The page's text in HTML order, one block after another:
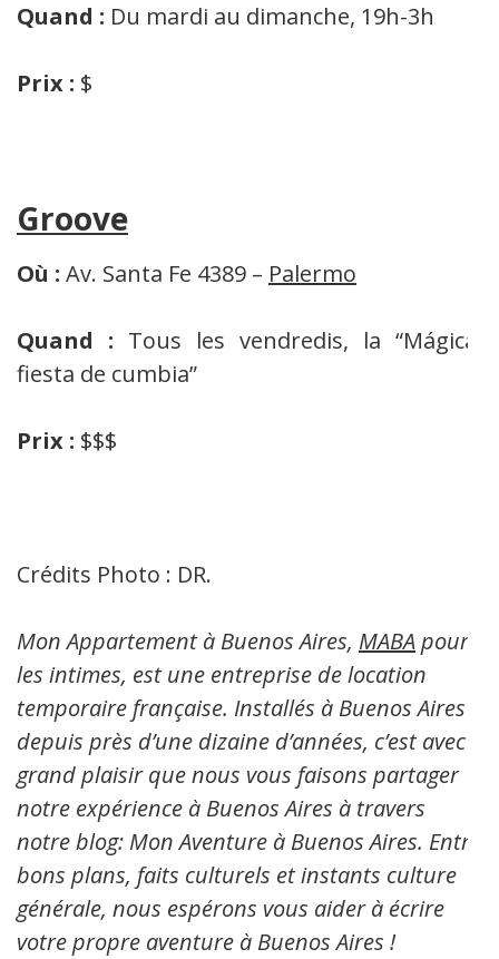
Quand : Du mardi au dimanche, 19h-3h
Prix : $
Groove
Où : Av. Santa Fe 4389 – Palermo
Quand : Tous les vendredis, la “Mágica,
fiesta de cumbia”
Prix : $$$
Crédits Photo : DR.
Mon Appartement à Buenos Aires, MABApour
les intimes, est une entreprise de location
temporaire française. Installés à Buenos Aires
depuis près d’une dizaine d’années, c’est avec
grand plaisir que nous vous faisons partager
notre expérience à Buenos Aires à travers
notre blog: Mon Aventure à Buenos Aires. Entre
bons plans, faits culturels et instants culture
générale, nous espérons vous aider à écrire
votre propre aventure à Buenos Aires !